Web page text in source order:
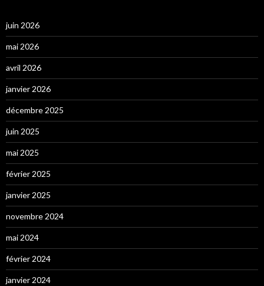
juin 2026
mai 2026
avril 2026
janvier 2026
décembre 2025
juin 2025
mai 2025
février 2025
janvier 2025
novembre 2024
mai 2024
février 2024
janvier 2024